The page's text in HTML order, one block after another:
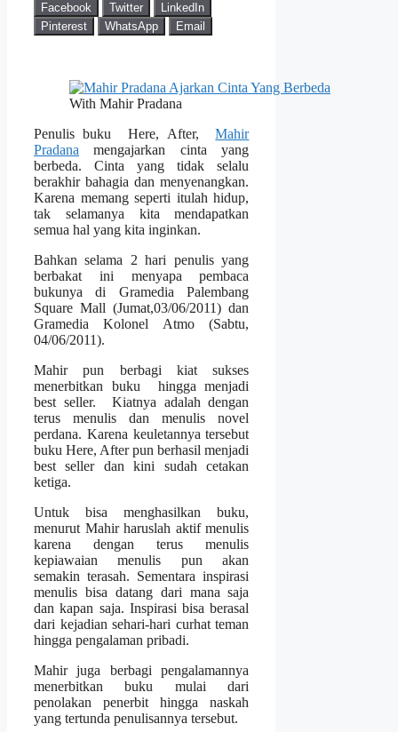
Facebook Twitter
LinkedIn
Pinterest
WhatsApp Email
With Mahir Pradana
Penulis buku Here, After,Mahir
Pradana mengajarkan cinta yang
berbeda. Cinta yang tidak selalu
berakhir bahagia dan menyenangkan.
Karena memang seperti itulah hidup,
tak selamanya kita mendapatkan
semua hal yang kita inginkan.
Bahkan selama 2 hari penulis yang
berbakat ini menyapa pembaca
bukunya di Gramedia Palembang
Square Mall (Jumat,03/06/2011) dan
Gramedia Kolonel Atmo (Sabtu,
04/06/2011).
Mahir pun berbagi kiat sukses
menerbitkan buku hingga menjadi
best seller. Kiatnya adalah dengan
terus menulis dan menulis novel
perdana. Karena keuletannya tersebut
buku Here, After pun berhasil menjadi
best seller dan kini sudah cetakan
ketiga.
Untuk bisa menghasilkan buku,
menurut Mahir haruslah aktif menulis
karena dengan terus menulis
kepiawaian menulis pun akan
semakin terasah. Sementara inspirasi
menulis bisa datang dari mana saja
dan kapan saja. Inspirasi bisa berasal
dari kejadian sehari-hari curhat teman
hingga pengalaman pribadi.
Mahir juga berbagi pengalamannya
menerbitkan buku mulai dari
penolakan penerbit hingga naskah
yang tertunda penulisannya tersebut.